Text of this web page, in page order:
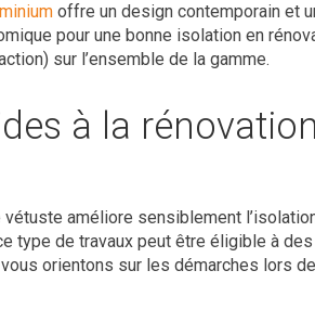
offre un design contemporain et
pour une bonne isolation en
sur l’ensemble de la gamme.
à la rénovation
vétuste améliore sensiblement
type de travaux peut être éligible à
orientons sur les démarches lors